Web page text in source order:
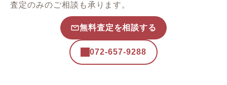
査定のみのご相談も承ります。
無料査定を相談する
072-657-9288